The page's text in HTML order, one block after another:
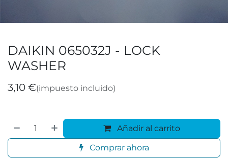
DAIKIN 065032J - LOCK
WASHER
3,10 €(impuesto incluido)
Añadir al carrito
Comprar ahora